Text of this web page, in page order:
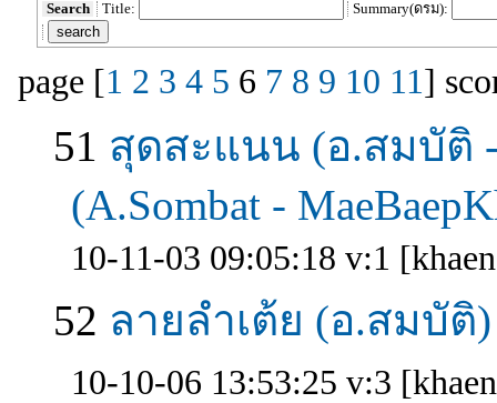
Search
Title: Summary(ดรม):
search
page [1 2 3 4 5 6 7 8 9 10 11]
51 สุดสะแนน (อ.สมบัติ
(A.Sombat -
10-11-03 09:05:18 v:1
52 ลายลำเต้ย (อ.สมบัติ)
10-10-06 13:53:25 v:3